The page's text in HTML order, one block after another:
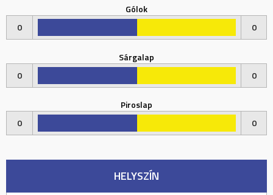
Gólok
0
0
Sárgalap
0
0
Piroslap
0
0
HELYSZÍN